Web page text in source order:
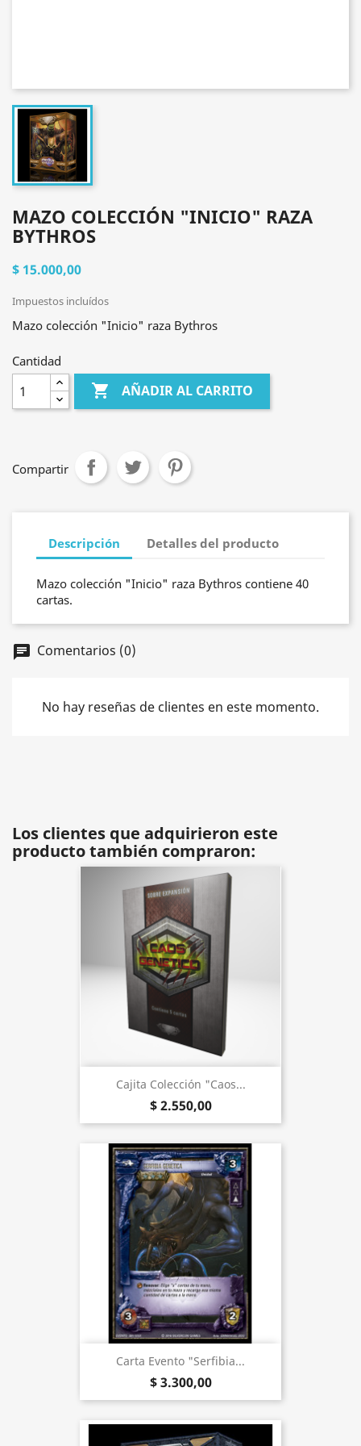
MAZO COLECCIÓN "INICIO" RAZA
BYTHROS
$ 15.000,00
Impuestos incluídos
Mazo colección "Inicio" raza Bythros
Cantidad
 AÑADIR AL CARRITO
Compartir
Descripción Detalles del producto
Mazo colección "Inicio" raza Bythros contiene 40
cartas.
chat Comentarios (0)
No hay reseñas de clientes en este momento.
Los clientes que adquirieron este
producto también compraron:
Cajita Colección "Caos...
$ 2.550,00
Carta Evento "Serfibia...
$ 3.300,00